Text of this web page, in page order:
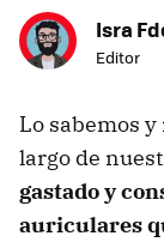
Isra
Editor
Lo sabemos
largo de
gastado y
auriculares